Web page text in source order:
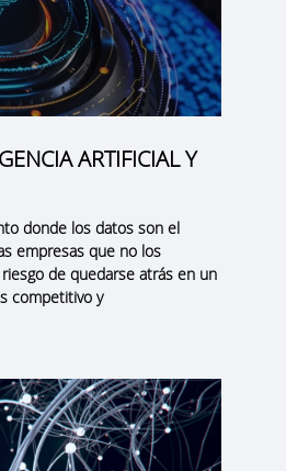
ARTIFICIAL Y
donde los datos son el
empresas que no los
de quedarse atrás en un
competitivo y